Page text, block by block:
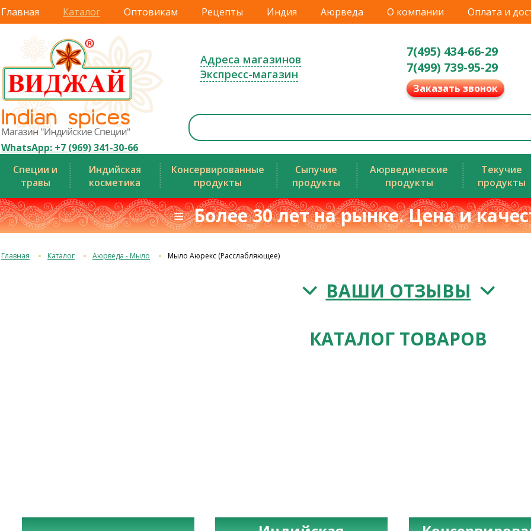
Главная Каталог Оптовикам Рецепты Индия Аюрведа О компании Оплата и
WhatsApp: +7 (969) 341-30-66
Адреса магазинов
Экспресс-магазин
7(495) 434-66-29
7(499) 739-95-29
Заказать звонок
Специи и
травы
Индийская
косметика
Консервированные
продукты
Сыпучие
продукты
Аюрведические
продукты
Текучие
продукты
≡ Более 30 лет на рынке. Цена и
Главная Каталог Аюрведа - Мыло Мыло Аюрекс (Расслабляющее)
ВАШИ ОТЗЫВЫ
КАТАЛОГ ТОВАРОВ